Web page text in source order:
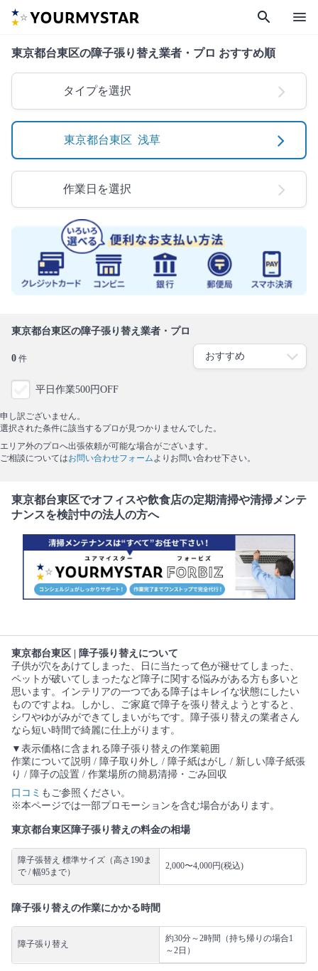
search menu
東京都台東区の障子張り替え業者・プロ おすすめ順
タイプを選択
東京都台東区 浅草
作業日を選択
東京都台東区の障子張り替え業者・プロ
0 件
平日作業500円OFF
申し訳ございません。
選択された条件に該当するプロが見つかりませんでした。
エリア外のプロへ出張依頼が可能な場合がございます。
ご相談についてはお問い合わせフォーム よりお問い合わせ下さい。
東京都台東区でオフィスや飲食店の定期清掃や清掃メンテ
ナンスを検討中の法人の方へ
東京都台東区 | 障子張り替えについて
子供が穴をあけてしまった、日に当たって色が褪せてしまった、
ペットが破いてしまったなど障子に関する悩みがある方も多いと
思います。インテリアの一つである障子はキレイな状態にしたい
ものですよね。しかし、ご家庭で障子を張り替えようとすると、
シワやゆがみができてしまいがちです。障子張り替えの業者さん
なら短い時間で綺麗に仕上がります。
▼表示価格に含まれる障子張り替えの作業範囲
作業について説明 / 障子取り外し / 障子紙はがし / 新しい障子紙張
り / 障子の設置 / 作業場所の簡易清掃・ごみ回収
口コミ もご参照ください。
※本ページでは一部プロモーションを含む場合があります。
東京都台東区障子張り替えの料金の相場
障子張替え 標準サイズ（高さ190ま
で / 幅95まで）
2,000〜4,000円(税込)
障子張り替えの作業にかかる時間
障子張り替え
約30分～2時間（持ち帰りの場合1
～2日）